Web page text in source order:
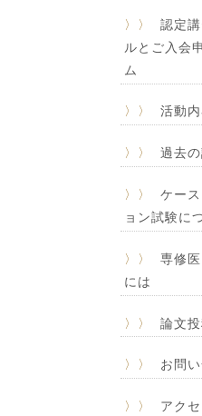
〉〉
認定
ルとご入会
ム
〉〉 活動
〉〉 過去
〉〉
ケー
ョン試験に
〉〉
専修医
には
〉〉 論文投
〉〉 お問
〉〉 アクセ